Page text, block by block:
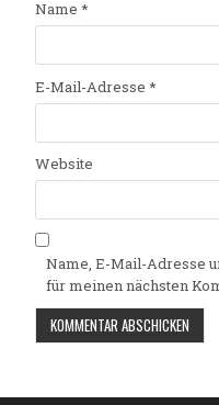
Name *
E-Mail-Adresse *
Website
Name, E-Mail-Adresse
für meinen nächsten